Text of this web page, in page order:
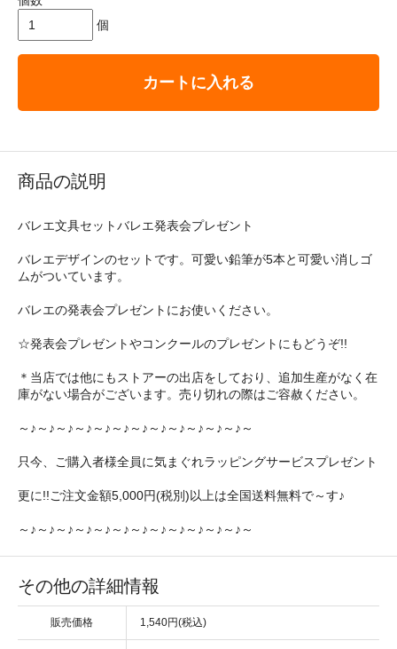
個
カートに入れる
商品の説明
バレエ文具セットバレエ発表会プレゼント
バレエデザインのセットです。可愛い鉛筆が5本と可愛い消しゴ
ムがついています。
バレエの発表会プレゼントにお使いください。
☆発表会プレゼントやコンクールのプレゼントにもどうぞ!!
＊当店では他にもストアーの出店をしており、追加生産がなく在
庫がない場合がございます。売り切れの際はご容赦ください。
～♪～♪～♪～♪～♪～♪～♪～♪～♪～♪～♪～♪～
只今、ご購入者様全員に気まぐれラッピングサービスプレゼント
更に!!ご注文金額5,000円(税別)以上は全国送料無料で～す♪
～♪～♪～♪～♪～♪～♪～♪～♪～♪～♪～♪～♪～
その他の詳細情報
販売価格 1,540円(税込)